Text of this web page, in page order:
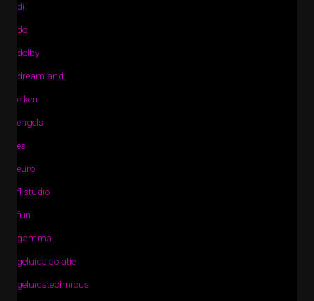
di
do
dolby
dreamland
eiken
engels
es
euro
fl studio
fun
gamma
geluidsisolatie
geluidstechnicus